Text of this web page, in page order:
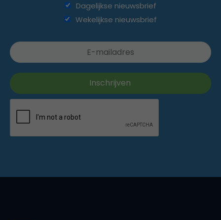
Dagelijkse nieuwsbrief
Wekelijkse nieuwsbrief